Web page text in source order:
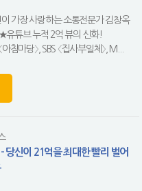
가장 사랑하는 소통전문가 김창옥
튜브 누적 2억 뷰의 신화!
마당〉, SBS 〈집사부일체〉, M...
당신이 21억을 최대한 빨리 벌어